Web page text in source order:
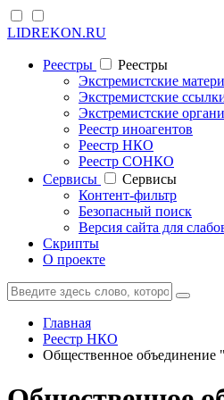
LIDREKON.RU
Реестры
Реестры
Экстремистские
Экстремистские
Экстремистские
Реестр иноагентов
Реестр НКО
Реестр СОНКО
Cервисы
Cервисы
Контент-фильтр
Безопасный поиск
Версия сайта для
Скрипты
О проекте
Главная
Реестр НКО
Общественное объединение